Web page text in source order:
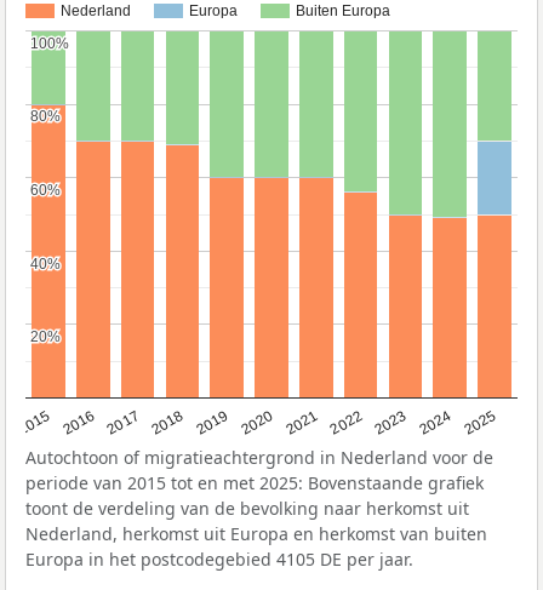
Nederland Europa Buiten Europa
2015 2016 2017 2018 2019 2020 2021 2022 2023 2024 2025
20%
20%
40%
40%
60%
60%
80%
80%
100%
100%
Autochtoon of migratieachtergrond in Nederland voor de
periode van 2015 tot en met 2025: Bovenstaande grafiek
toont de verdeling van de bevolking naar herkomst uit
Nederland, herkomst uit Europa en herkomst van buiten
Europa in het postcodegebied 4105 DE per jaar.